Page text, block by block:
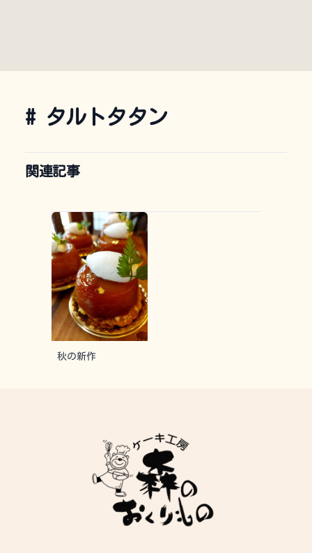
# タルトタタン
関連記事
秋の新作